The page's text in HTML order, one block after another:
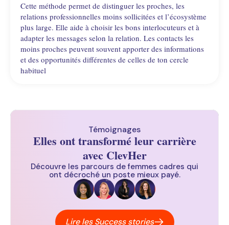
Cette méthode permet de distinguer les proches, les
relations professionnelles moins sollicitées et l’écosystème
plus large. Elle aide à choisir les bons interlocuteurs et à
adapter les messages selon la relation. Les contacts les
moins proches peuvent souvent apporter des informations
et des opportunités différentes de celles de ton cercle
habituel
Témoignages
Elles ont transformé leur carrière
avec ClevHer
Découvre les parcours de femmes cadres qui
ont décroché un poste mieux payé.
Lire les Success stories